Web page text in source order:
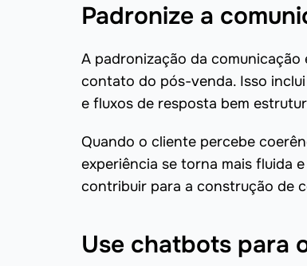
Padronize a
A padronização da
contato do pós-venda. Isso
e fluxos de resposta bem
Quando o cliente percebe
experiência se torna mais fluida
contribuir para a construção de
Use chatbots para